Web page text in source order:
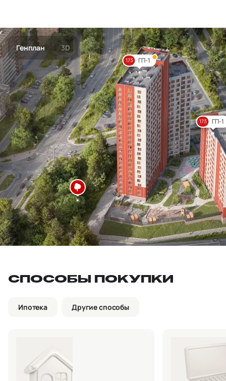
Генплан 3D
173 ГП-1
173 ГП-1
СПОСОБЫ ПОКУПКИ
Ипотека Другие способы